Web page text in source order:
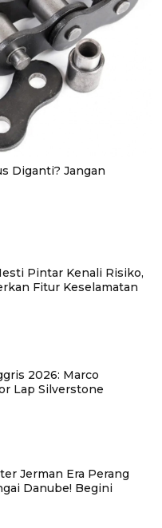
Diganti? Jangan
Pintar Kenali Risiko,
Fitur Keselamatan
2026: Marco
Lap Silverstone
Jerman Era Perang
Danube! Begini